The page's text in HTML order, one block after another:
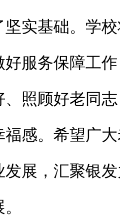
坚实基础。学
好服务保障工
、照顾好老同
福感。希望广
发展，汇聚银